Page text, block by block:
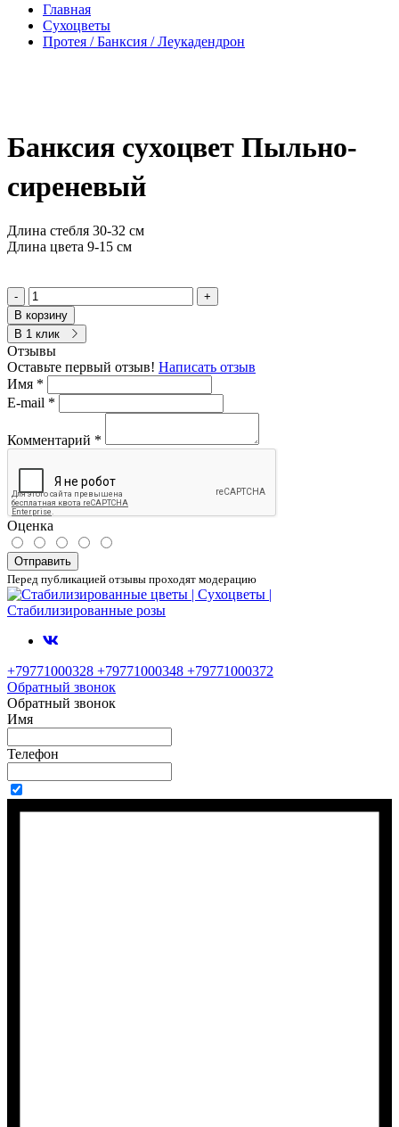
Главная
Сухоцветы
Протея / Банксия / Леукадендрон
Банксия сухоцвет Пыльно-
сиреневый
Длина стебля 30-32 см
Длина цвета 9-15 см
-
+
В корзину
В 1 клик
Отзывы
Оставьте первый отзыв! Написать отзыв
Имя *
E-mail *
Комментарий *
Оценка
Отправить
Перед публикацией отзывы проходят модерацию
+79771000328 +79771000348 +79771000372
Обратный звонок
Обратный звонок
Имя
Телефон